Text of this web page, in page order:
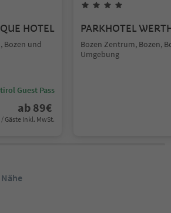
HOTEL
Bozen und
Guest Pass
ab 89€
Gäste Inkl. MwSt.
PARKHOTEL
Bozen Zentrum, Bozen,
Umgebung